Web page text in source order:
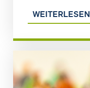
WEITERLESEN